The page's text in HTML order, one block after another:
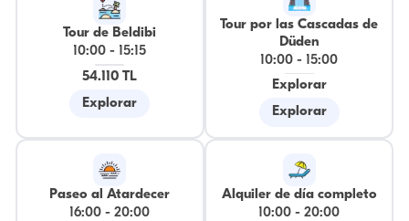
Tour de Beldibi
10:00 - 15:15
54.110 TL
Explorar
Tour por las Cascadas de
Düden
10:00 -
15:00
Explorar
Explorar
Paseo al Atardecer
16:00 -20:00
Alquiler de día completo
10:00 -20:00